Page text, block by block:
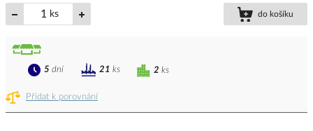
ks do košíku
Přidat k porovnání
2 ks
5 dní 21 ks